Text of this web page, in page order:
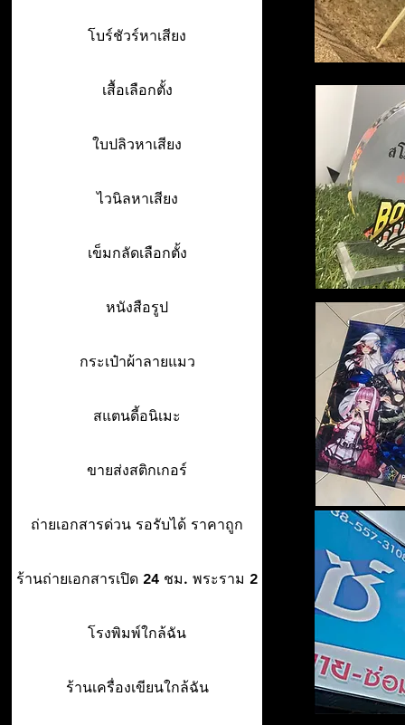
โบร์ชัวร์หาเสียง
เสื้อเลือกตั้ง
ใบปลิวหาเสียง
ไวนิลหาเสียง
เข็มกลัดเลือกตั้ง
หนังสือรูป
กระเป๋าผ้าลายแมว
สแตนดี้อนิเมะ
ขายส่งสติกเกอร์
ถ่ายเอกสารด่วน รอรับได้ ราคาถูก
ร้านถ่ายเอกสารเปิด 24 ชม. พระราม 2
โรงพิมพ์ใกล้ฉัน
ร้านเครื่องเขียนใกล้ฉัน